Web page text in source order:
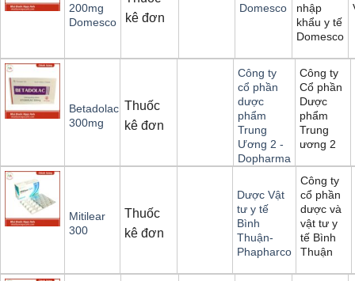
200mg
Domesco
kê đơn
Domesco
nhập
khẩu y tế
Domesco
Betadolac
300mg
Thuốc
kê đơn
Công ty
cổ phần
dược
phẩm
Trung
Ương 2 -
Dopharma
Công ty
Cổ phần
Dược
phẩm
Trung
ương 2
Mitilear
300
Thuốc
kê đơn
Dược Vật
tư y tế
Bình
Thuận-
Phapharco
Công ty
cổ phần
dược và
vật tư y
tế Bình
Thuận